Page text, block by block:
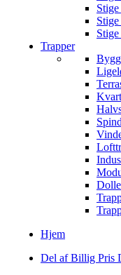
Trapper
Hjem
Del af Billig Pris